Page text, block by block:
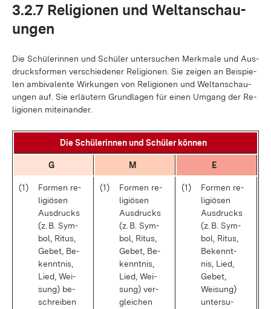
3.2.7 Re­li­gio­nen und Welt­an­schau­
un­gen
Die Schü­le­rin­nen und Schü­ler un­ter­su­chen Merk­ma­le und Aus­
drucks­for­men ver­schie­de­ner Re­li­gio­nen. Sie zei­gen an Bei­spie­
len am­bi­va­len­te Wir­kun­gen von Re­li­gio­nen und Welt­an­schau­
un­gen auf. Sie er­läu­tern Grund­la­gen für ei­nen Um­gang der Re­
li­gio­nen mit­ein­an­der.
Die Schü­le­rin­nen und Schü­ler kön­nen
G M E
(1)
For­men re­
li­giö­sen
Aus­drucks
(z. B. Sym­
bol, Ri­tus,
Ge­bet, Be­
kennt­nis,
Lied, Wei­
sung) be­
schrei­ben
(1)
For­men re­
li­giö­sen
Aus­drucks
(z. B. Sym­
bol, Ri­tus,
Ge­bet, Be­
kennt­nis,
Lied, Wei­
sung) ver­
glei­chen
(1)
For­men re­
li­giö­sen
Aus­drucks
(z. B. Sym­
bol, Ri­tus,
Be­kennt­
nis, Lied,
Ge­bet,
Wei­sung)
un­ter­su­